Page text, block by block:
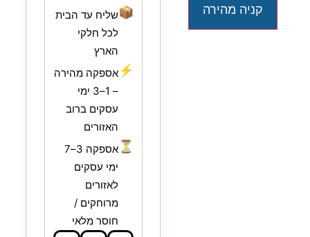
קניה מהירה 📦שליח עד הבית
לכל חלקי
הארץ
⚡אספקה מהירה
– 1–3 ימי
עסקים ברוב
האזורים
⏳
אספקה 3–7
ימי עסקים
לאזורים
מרוחקים /
חוסר מלאי